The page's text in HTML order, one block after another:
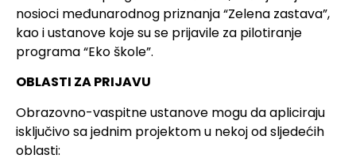
nosioci međunarodnog priznanja “Zelena zastava”,
kao i ustanove koje su se prijavile za pilotiranje
programa “Eko škole”.
OBLASTI ZA PRIJAVU
Obrazovno-vaspitne ustanove mogu da apliciraju
isključivo sa jednim projektom u nekoj od sljedećih
oblasti: